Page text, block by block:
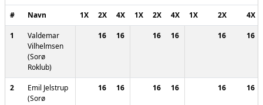
# Navn 1X 2X 4X 1X 2X 4X 1X 2X 4X
1
Valdemar
Vilhelmsen
(Sorø
Roklub)
16 16 16 16 16 16
2
Emil Jelstrup
(Sorø
16 16 16 16 16 16